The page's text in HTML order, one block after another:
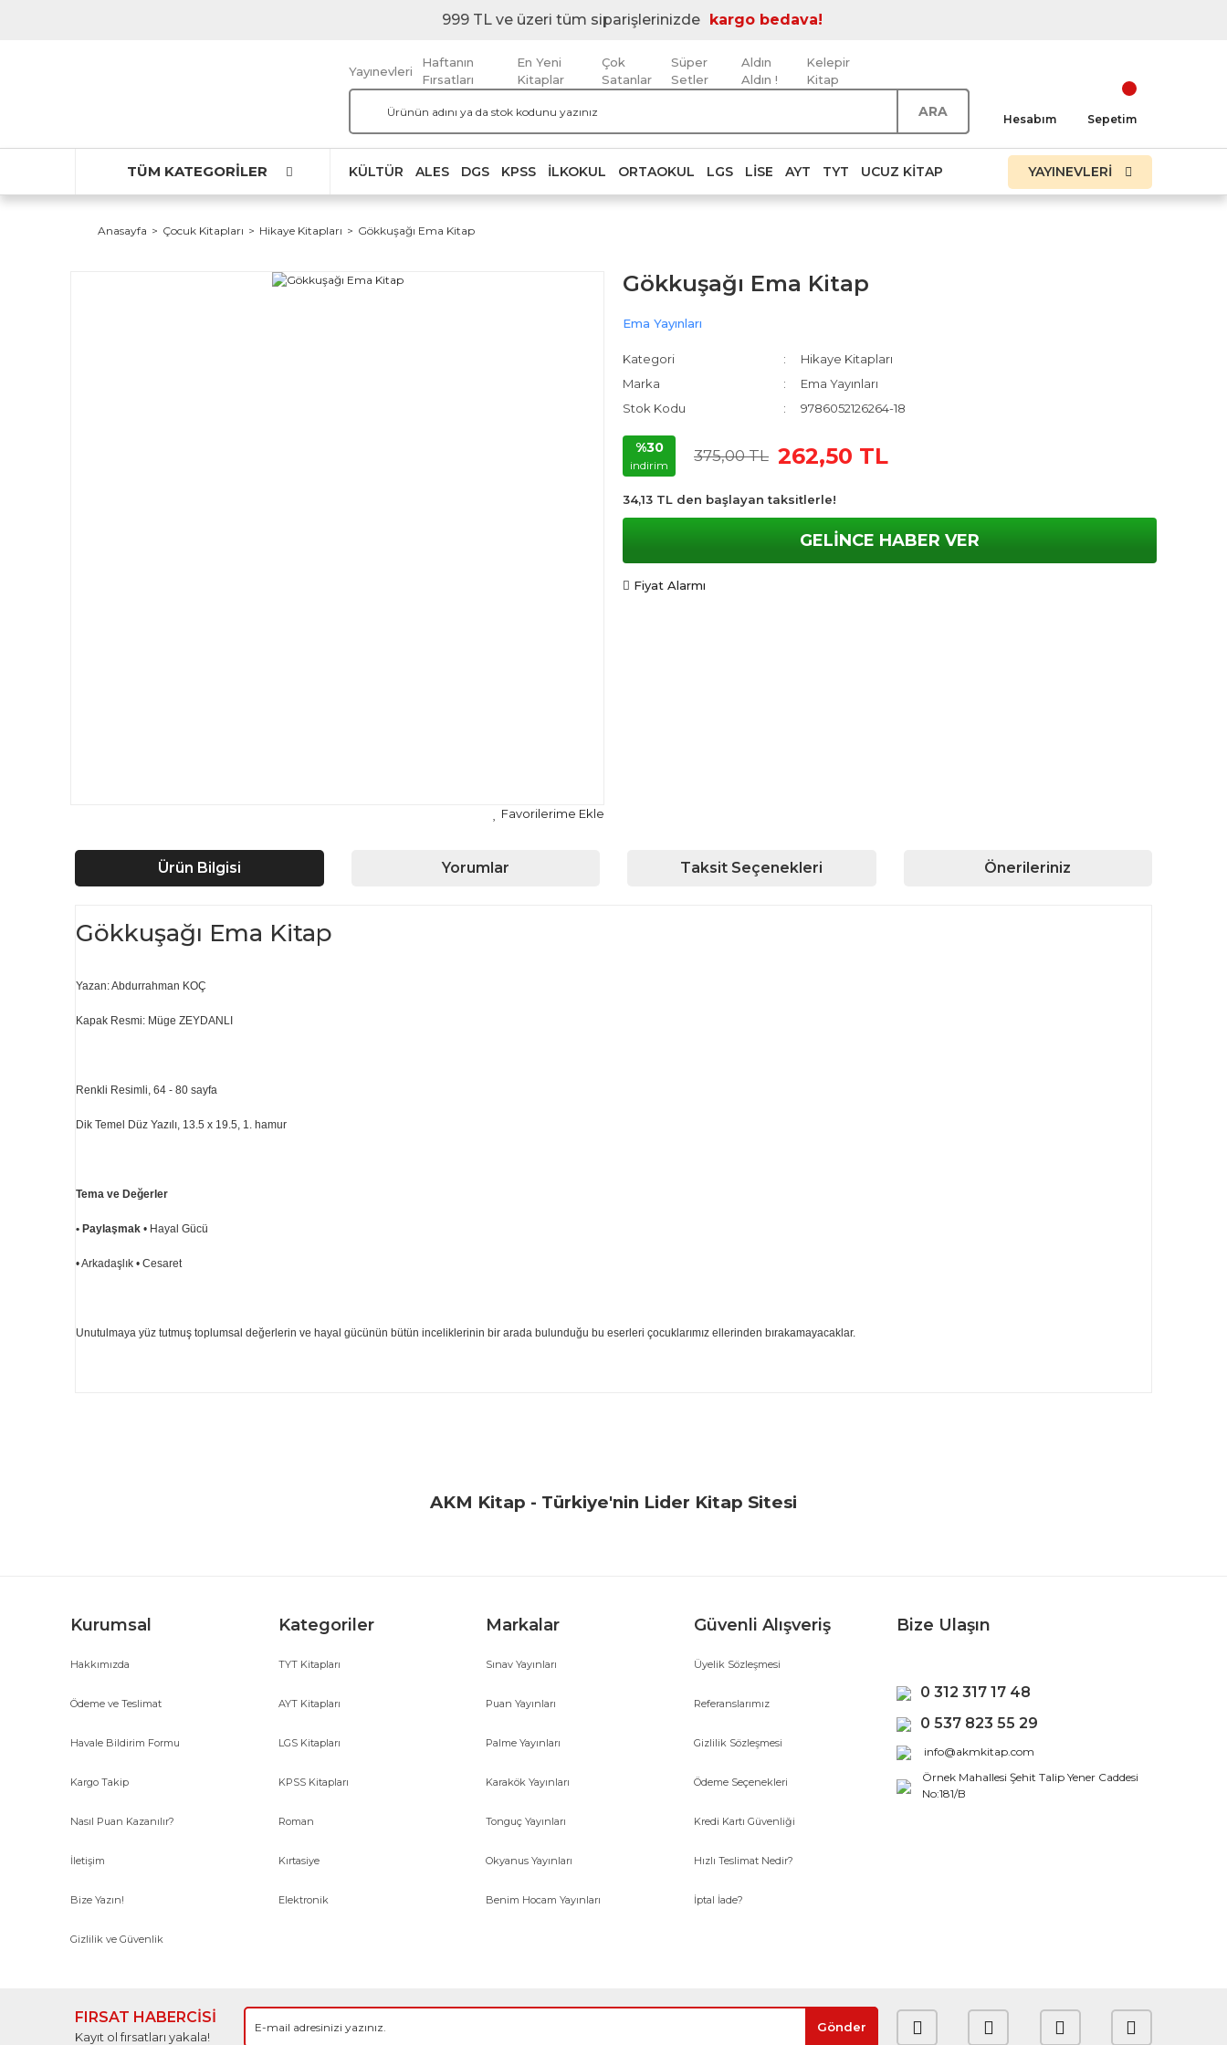
999 TL ve üzeri tüm siparişlerinizde kargo bedava!
Yayınevleri
Haftanın
Fırsatları
En Yeni
Kitaplar
Çok
Satanlar
Süper
Setler
Aldın
Aldın !
Kelepir
Kitap
ARA Hesabım Sepetim
TÜM KATEGORİLER KÜLTÜR ALES DGS KPSS İLKOKUL ORTAOKUL LGS LISE AYT TYT UCUZ KITAP YAYINEVLERİ
Anasayfa Çocuk Kitapları Hikaye Kitapları Gökkuşağı Ema Kitap
Gökkuşağı Ema Kitap
Ema Yayınları
Kategori
Hikaye Kitapları
Marka
Ema Yayınları
Stok Kodu
9786052126264-18
%30
indirim
375,00 TL 262,50 TL
34,13 TL den başlayan taksitlerle!
GELİNCE HABER VER
Fiyat Alarmı
Ürün Bilgisi Yorumlar Taksit Seçenekleri Önerileriniz
Gökkuşağı Ema Kitap
Yazan: Abdurrahman KOÇ
Kapak Resmi: Müge ZEYDANLI
Renkli Resimli, 64 - 80 sayfa
Dik Temel Düz Yazılı, 13.5 x 19.5, 1. hamur
Tema ve Değerler
• Paylaşmak • Hayal Gücü
• Arkadaşlık • Cesaret
Unutulmaya yüz tutmuş toplumsal değerlerin ve hayal gücünün bütün inceliklerinin bir arada bulunduğu bu eserleri çocuklarımız ellerinden bırakamayacaklar.
Yorum Yaz
AKM Kitap - Türkiye'nin Lider Kitap Sitesi
Kurumsal
Hakkımızda
Ödeme ve Teslimat
Havale Bildirim Formu
Kargo Takip
Nasıl Puan Kazanılır?
İletişim
Bize Yazın!
Gizlilik ve Güvenlik
Kategoriler
TYT Kitapları
AYT Kitapları
LGS Kitapları
KPSS Kitapları
Roman
Kırtasiye
Elektronik
Markalar
Sınav Yayınları
Puan Yayınları
Palme Yayınları
Karakök Yayınları
Tonguç Yayınları
Okyanus Yayınları
Benim Hocam Yayınları
Güvenli Alışveriş
Üyelik Sözleşmesi
Referanslarımız
Gizlilik Sözleşmesi
Ödeme Seçenekleri
Kredi Kartı Güvenliği
Hızlı Teslimat Nedir?
İptal İade?
Bize Ulaşın
0 312 317 17 48
0 537 823 55 29
info@akmkitap.com
Örnek Mahallesi Şehit Talip Yener Caddesi
No:181/B
FIRSAT HABERCİSİ
Kayıt ol fırsatları yakala!
Gönder